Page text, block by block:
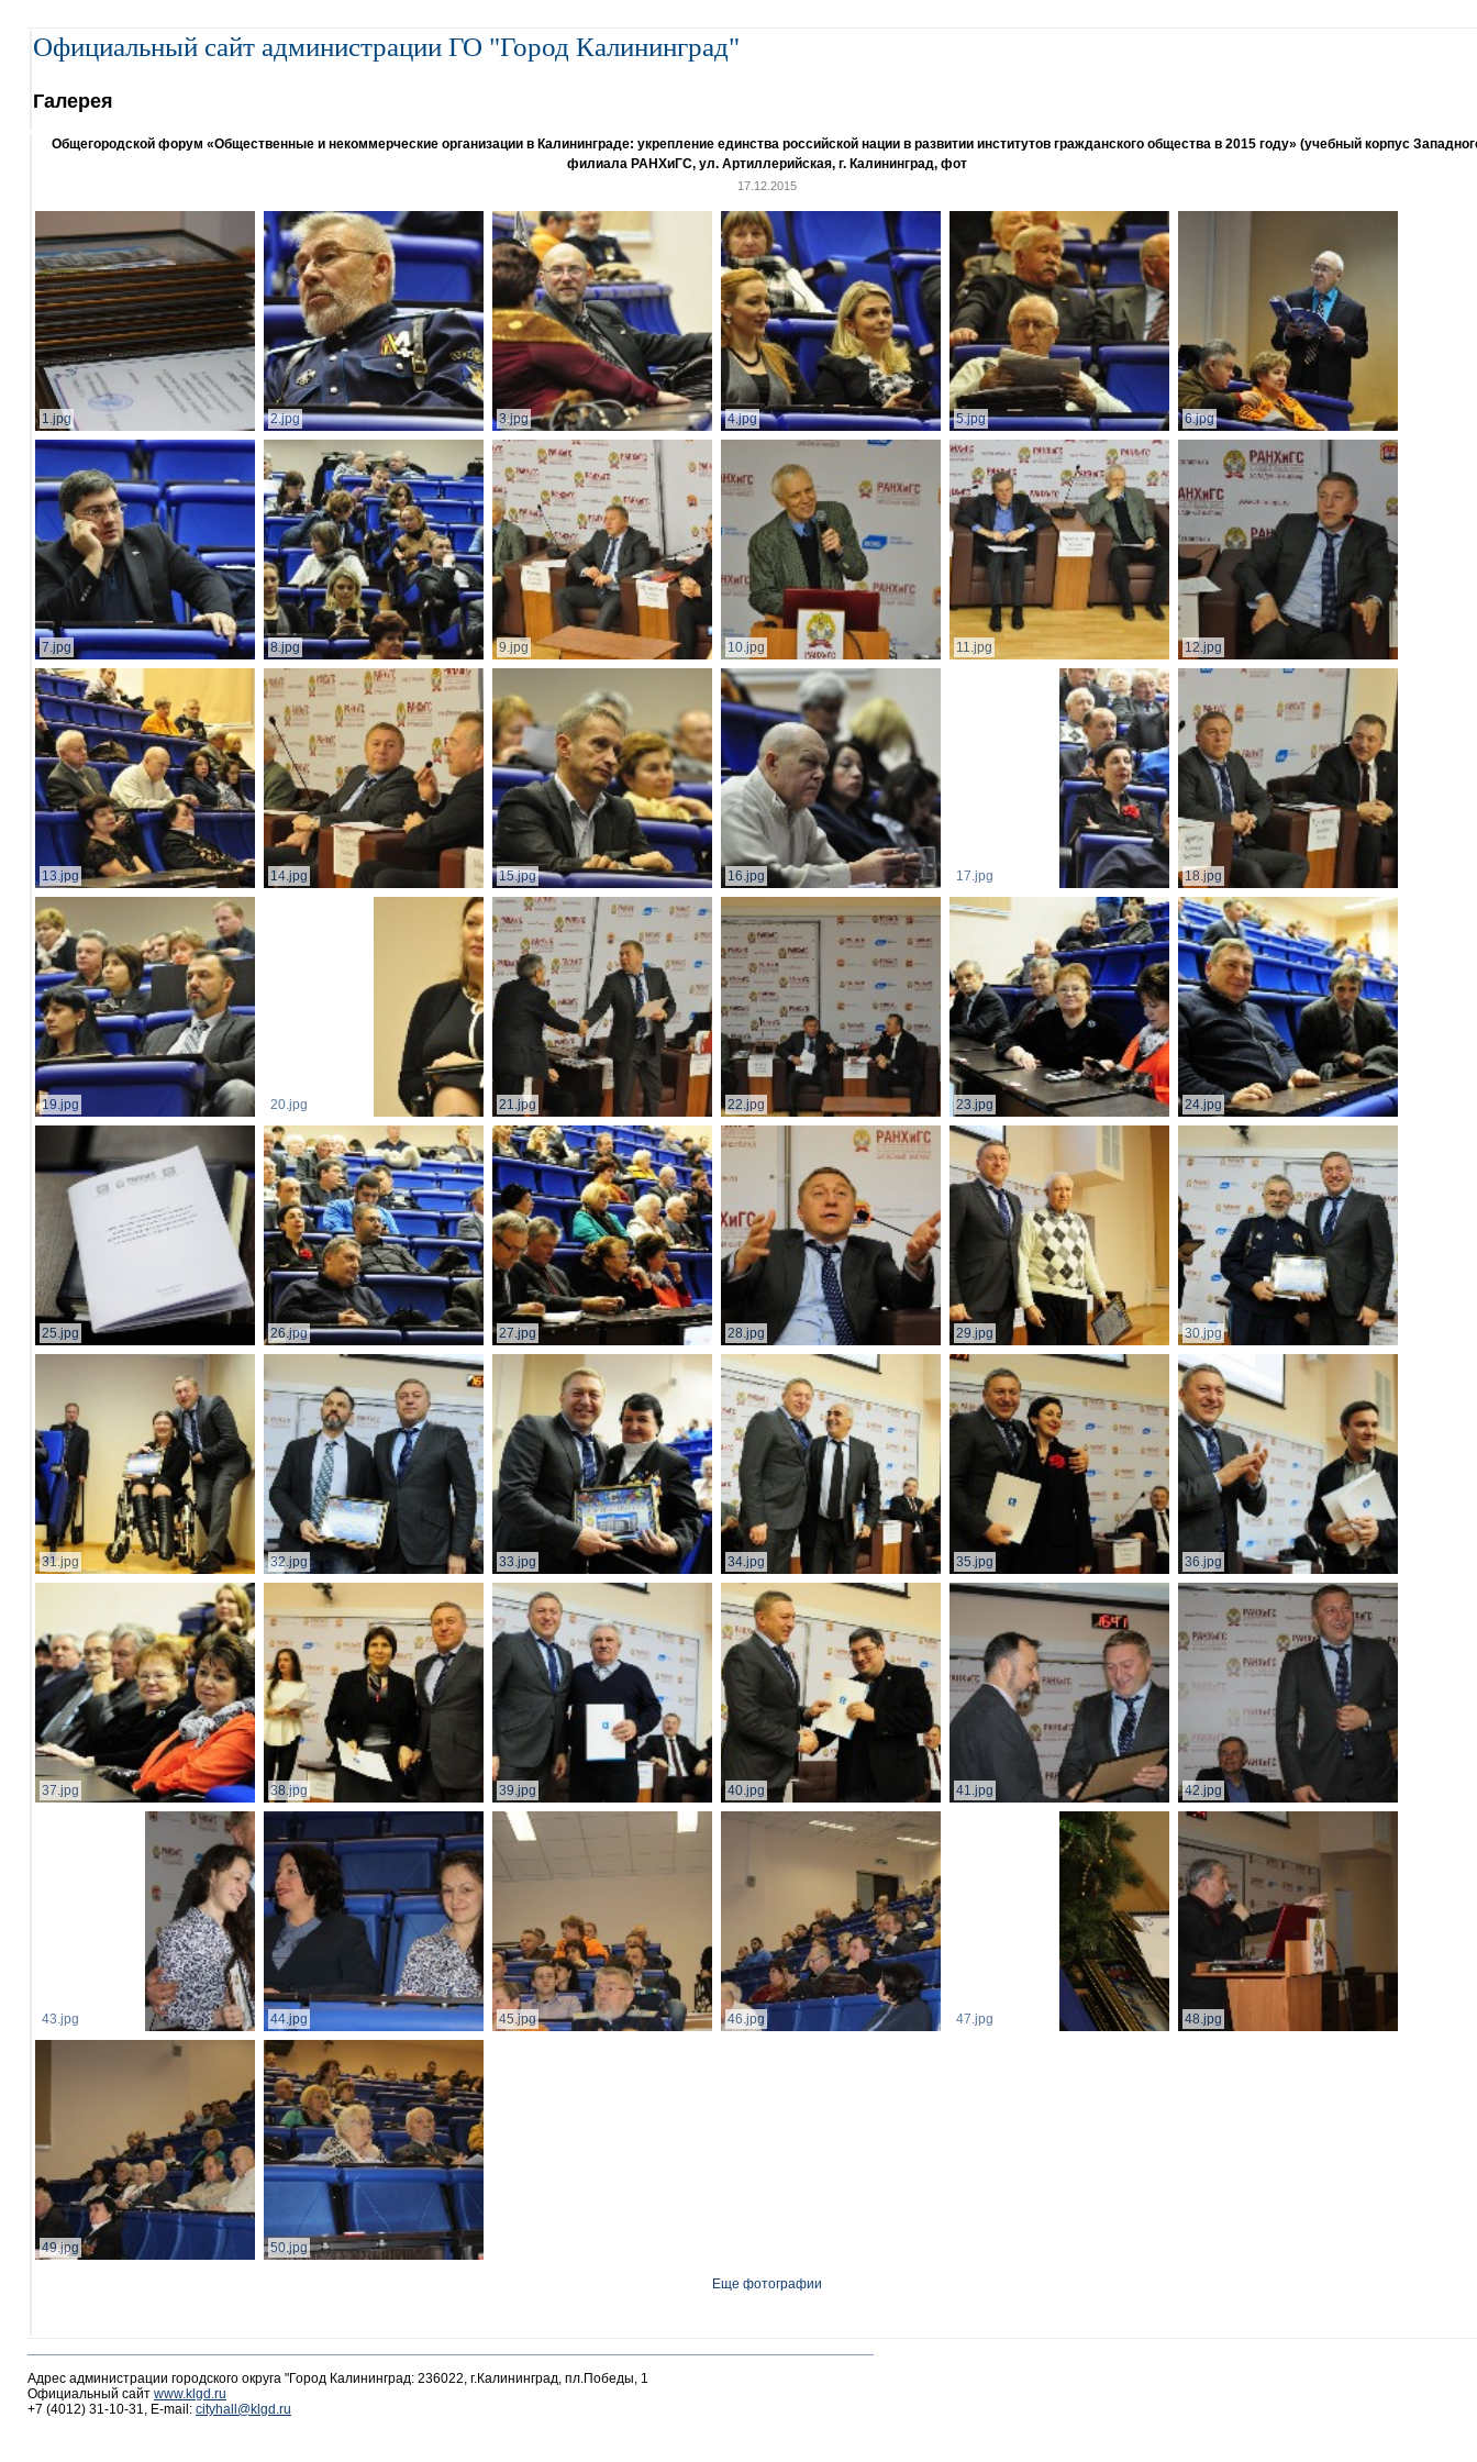
Официальный сайт администрации ГО "Город Калининград"
Галерея
Общегородской форум «Общественные и некоммерческие организации в Калининграде: укрепление единства российской нации в развитии институтов гражданского общества в 2015 году» (учебный корпус
филиала РАНХиГС, ул. Артиллерийская, г. Калининград, фот
17.12.2015
1.jpg 2.jpg 3.jpg 4.jpg 5.jpg 6.jpg
7.jpg 8.jpg 9.jpg 10.jpg 11.jpg 12.jpg
13.jpg 14.jpg 15.jpg 16.jpg 17.jpg 18.jpg
19.jpg 20.jpg 21.jpg 22.jpg 23.jpg 24.jpg
25.jpg 26.jpg 27.jpg 28.jpg 29.jpg 30.jpg
31.jpg 32.jpg 33.jpg 34.jpg 35.jpg 36.jpg
37.jpg 38.jpg 39.jpg 40.jpg 41.jpg 42.jpg
43.jpg 44.jpg 45.jpg 46.jpg 47.jpg 48.jpg
49.jpg 50.jpg
Еще фотографии
Адрес администрации городского округа "Город Калининград: 236022, г.Калининград, пл.Победы, 1
Официальный сайт www.klgd.ru
+7 (4012) 31-10-31, E-mail: cityhall@klgd.ru